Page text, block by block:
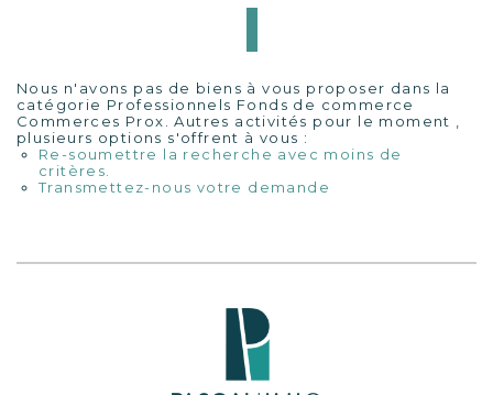
Nous n'avons pas de biens à vous proposer dans la
catégorie Professionnels Fonds de commerce
Commerces Prox. Autres activités pour le moment ,
plusieurs options s'offrent à vous :
Re-soumettre la recherche avec moins de
critères.
Transmettez-nous votre demande